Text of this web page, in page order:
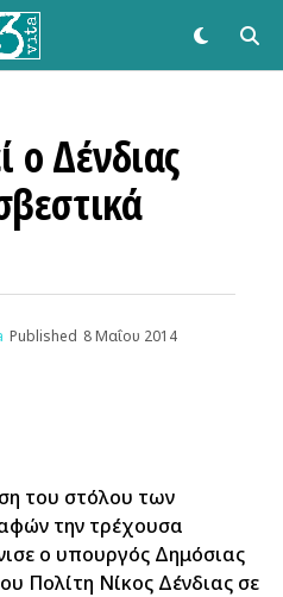
ο Δένδιας
Published 8 Μαΐου 2014
του στόλου των
την τρέχουσα
ο υπουργός Δημόσιας
Πολίτη Νίκος Δένδιας σε